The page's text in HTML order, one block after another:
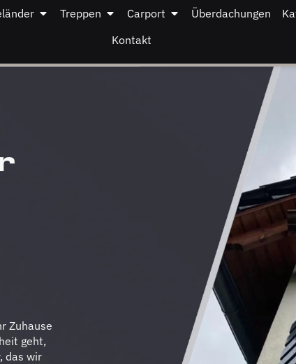
Treppen Carport Überdachungen
Kontakt
Zuhause
geht,
das wir